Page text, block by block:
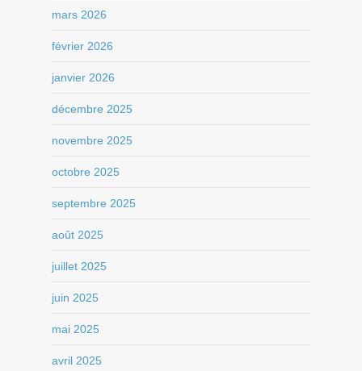
mars 2026
février 2026
janvier 2026
décembre 2025
novembre 2025
octobre 2025
septembre 2025
août 2025
juillet 2025
juin 2025
mai 2025
avril 2025